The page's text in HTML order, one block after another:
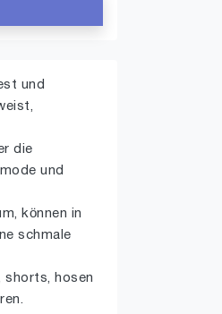
und
die
und
können in
schmale
shorts, hosen